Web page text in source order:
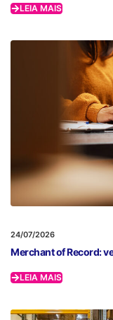
LEIA MAIS
24/07/2026
Merchant of Record:
LEIA MAIS